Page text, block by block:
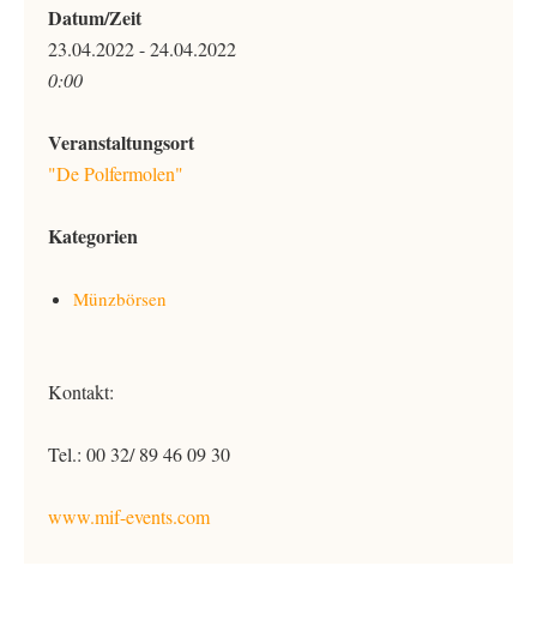
Datum/Zeit
23.04.2022 - 24.04.2022
0:00
Veranstaltungsort
"De Polfermolen"
Kategorien
Münzbörsen
Kontakt:
Tel.: 00 32/ 89 46 09 30
www.mif-events.com